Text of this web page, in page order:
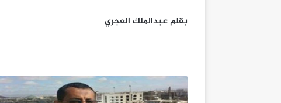
بقلم عبدالملك العجري